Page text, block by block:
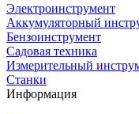
Электроинструмент
Аккумуляторный
Бензоинструмент
Садовая техника
Измерительный
Станки
Информация